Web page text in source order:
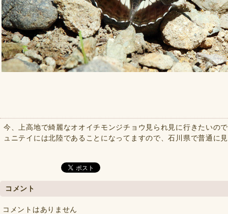
今、上高地で綺麗なオオイチモンジチョウ見られ見に行きたいの
ュニテイには北陸であることになってますので、石川県で普通
コメント
コメントはありません